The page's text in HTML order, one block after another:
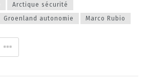
Arctique sécurité
Groenland autonomie Marco Rubio